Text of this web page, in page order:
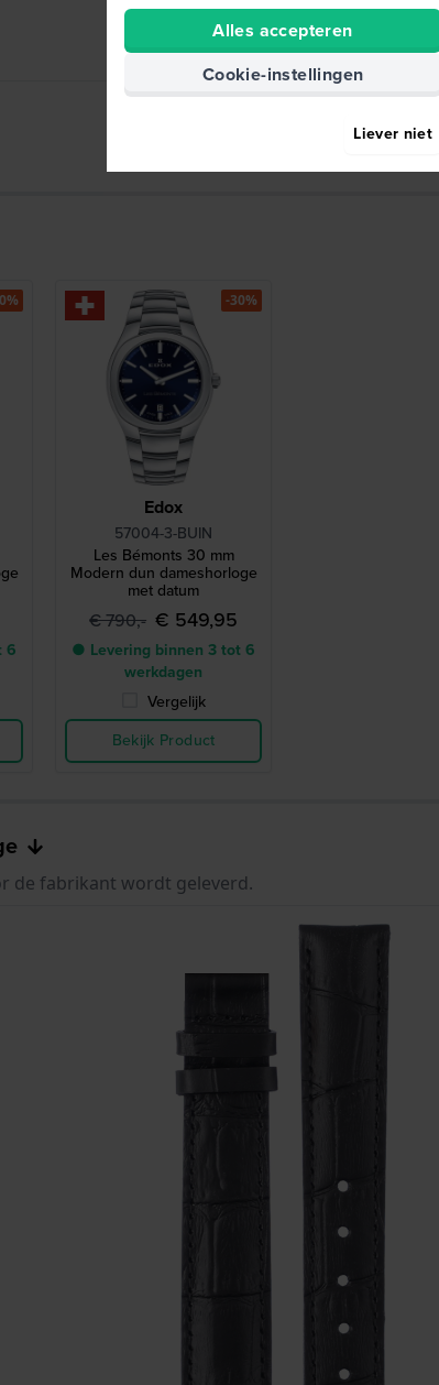
Uren - Analoge wijzer
Datum - Venster
6
Edox
57004-3-BUIN
Les Bémonts 30 mm
Modern dun dameshorloge
met datum
€ 790,- € 549,95
● Levering binnen 3 tot 6
werkdagen
Vergelijk
Bekijk Product
-30%
de fabrikant wordt geleverd.
Alles accepteren
Cookie-instellingen
Liever niet